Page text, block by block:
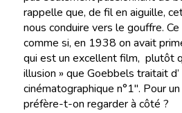
rappelle que, de fil en aiguille,
nous conduire vers le gouffre.
comme si, en 1938 on avait
qui est un excellent film, plutôt
illusion » que Goebbels traitait
cinématographique n°1″. Pour
préfère-t-on regarder à côté ?